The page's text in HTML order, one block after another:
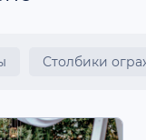
Столбики